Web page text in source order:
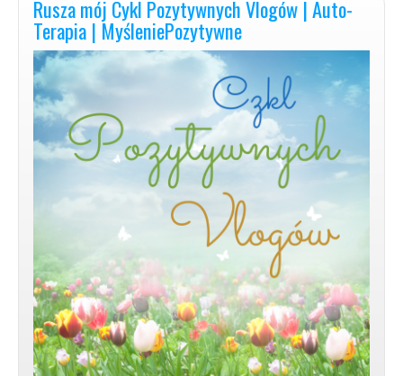
Rusza mój Cykl Pozytywnych Vlogów | Auto-
Terapia | MyśleniePozytywne